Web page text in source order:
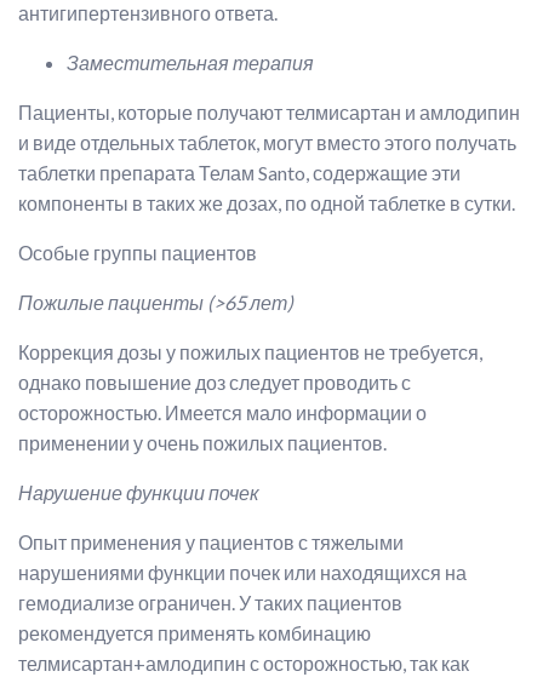
антигипертензивного ответа.
Заместительная терапия
Пациенты, которые получают телмисартан и амлодипин
и виде отдельных таблеток, могут вместо этого получать
таблетки препарата Телам Santo, содержащие эти
компоненты в таких же дозах, по одной таблетке в сутки.
Особые группы пациентов
Пожилые пациенты (>65 лет)
Коррекция дозы у пожилых пациентов не требуется,
однако повышение доз следует проводить с
осторожностью. Имеется мало информации о
применении у очень пожилых пациентов.
Нарушение функции почек
Опыт применения у пациентов с тяжелыми
нарушениями функции почек или находящихся на
гемодиализе ограничен. У таких пациентов
рекомендуется применять комбинацию
телмисартан+амлодипин с осторожностью, так как